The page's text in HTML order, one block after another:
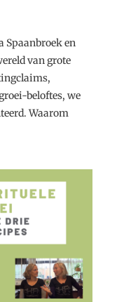
Spaanbroek en
van grote
beloftes, we
Waarom